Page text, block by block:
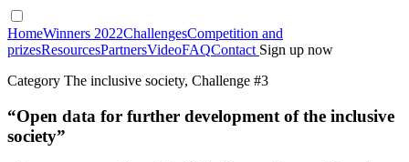
HomeWinners 2022ChallengesCompetition and
prizesResourcesPartnersVideoFAQContact Sign up now
Category The inclusive society, Challenge #3
“Open data for further development of the inclusive
society”